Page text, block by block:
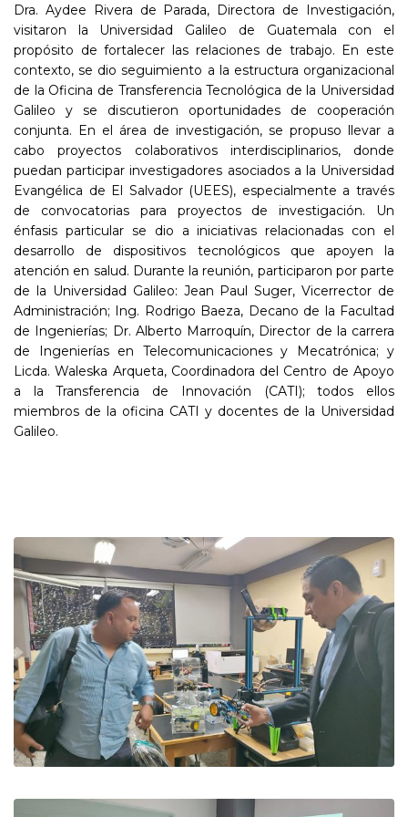
Dra. Aydee Rivera de Parada, Directora de Investigación,
visitaron la Universidad Galileo de Guatemala con el
propósito de fortalecer las relaciones de trabajo. En este
contexto, se dio seguimiento a la estructura organizacional
de la Oficina de Transferencia Tecnológica de la Universidad
Galileo y se discutieron oportunidades de cooperación
conjunta. En el área de investigación, se propuso llevar a
cabo proyectos colaborativos interdisciplinarios, donde
puedan participar investigadores asociados a la Universidad
Evangélica de El Salvador (UEES), especialmente a través
de convocatorias para proyectos de investigación. Un
énfasis particular se dio a iniciativas relacionadas con el
desarrollo de dispositivos tecnológicos que apoyen la
atención en salud. Durante la reunión, participaron por parte
de la Universidad Galileo: Jean Paul Suger, Vicerrector de
Administración; Ing. Rodrigo Baeza, Decano de la Facultad
de Ingenierías; Dr. Alberto Marroquín, Director de la carrera
de Ingenierías en Telecomunicaciones y Mecatrónica; y
Licda. Waleska Arqueta, Coordinadora del Centro de Apoyo
a la Transferencia de Innovación (CATI); todos ellos
miembros de la oficina CATI y docentes de la Universidad
Galileo.